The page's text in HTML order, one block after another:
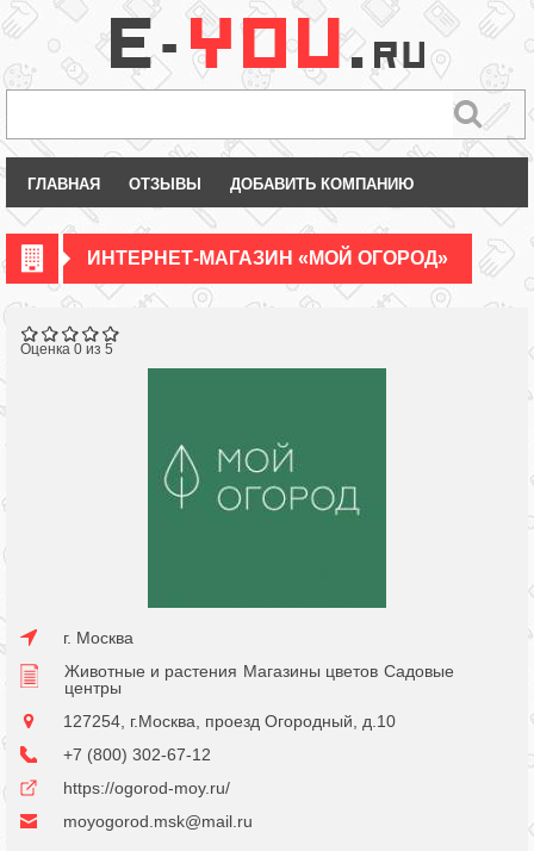
ГЛАВНАЯ ОТЗЫВЫ ДОБАВИТЬ КОМПАНИЮ
ИНТЕРНЕТ-МАГАЗИН «МОЙ ОГОРОД»
Оценка 0 из 5
г. Москва
Животные и растения Магазины цветов Садовые
центры
127254, г.Москва, проезд Огородный, д.10
+7 (800) 302-67-12
https://ogorod-moy.ru/
moyogorod.msk@mail.ru